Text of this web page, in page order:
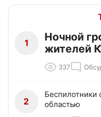
1
Ночной
жителей
337
2
Беспилотники
областью